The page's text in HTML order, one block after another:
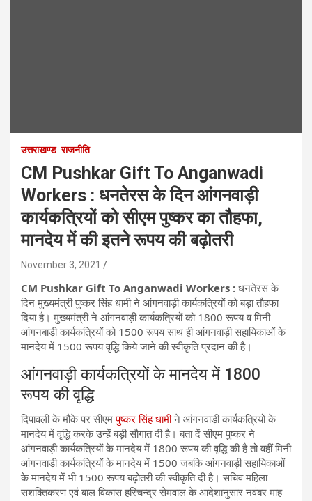
उत्तराखण्ड राजनीति
CM Pushkar Gift To Anganwadi
Workers : धनतेरस के दिन आंगनवाड़ी
कार्यकत्रियों को सीएम पुष्कर का तौहफा,
मानदेय में की इतने रूपय की बढ़ोतरी
November 3, 2021
CM Pushkar Gift To Anganwadi Workers : धनतेरस के
दिन मुख्यमंत्री पुष्कर सिंह धामी ने आंगनवाड़ी कार्यकत्रियों को बड़ा तौहफा
दिया है। मुख्यमंत्री ने आंगनवाड़ी कार्यकत्रियों को 1800 रूपय व मिनी
आंगनबाड़ी कार्यकत्रियों को 1500 रूपय साथ ही आंगनवाड़ी सहायिकाओं के
मानदेय में 1500 रूपय वृद्धि किये जाने की स्वीकृति प्रदान की है।
आंगनवाड़ी कार्यकत्रियों के मानदेय में 1800
रूपय की वृद्धि
दिपावली के मौके पर सीएमपुष्कर सिंह धामीने आंगनवाड़ी कार्यकत्रियों के
मानदेय में वृद्धि करके उन्हें बड़ी सौगात दी है। बता दें सीएम पुष्कर ने
आंगनवाड़ी कार्यकत्रियों के मानदेय में 1800 रूपय की वृद्धि की है तो वहीं मिनी
आंगनवाड़ी कार्यकत्रियों के मानदेय में 1500 जबकि आंगनवाड़ी सहायिकाओं
के मानदेय में भी 1500 रूपय बढ़ोतरी की स्वीकृति दी है। सचिव महिला
सशक्तिकरण एवं बाल विकास हरिचन्द्र सेमवाल के आदेशानुसार नवंबर माह